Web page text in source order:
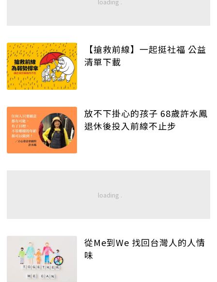
【搶救前線】一起挺社福 公益
清單下載
放不下掛心的孩子 68歲許水鳳
退休後投入前線不止步
從Me到We 找回台灣人的人情
味